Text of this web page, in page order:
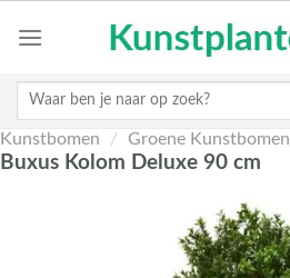
Zoeken
Kunstbomen / Groene Kunstbomen
Buxus Kolom Deluxe 90 cm